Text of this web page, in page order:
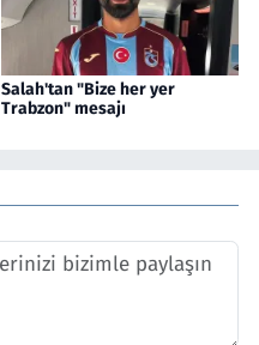
Salah'tan "Bize her yer
Trabzon" mesajı